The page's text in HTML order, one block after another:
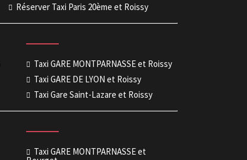
Réserver Taxi Paris 20ème et Roissy
Taxi GARE MONTPARNASSE et Roissy
Taxi GARE DE LYON et Roissy
Taxi Gare Saint-Lazare et Roissy
Taxi GARE MONTPARNASSE et